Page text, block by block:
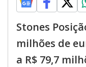
Stones
milhões de
a R$ 79,7